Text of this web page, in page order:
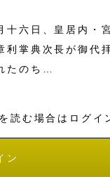
六日、皇居内・
掌典次長が御代
たのち…
読む場合はログ
ン